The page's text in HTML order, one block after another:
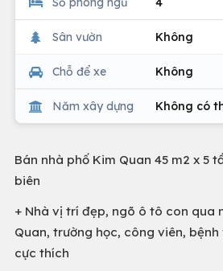
Sân vườn Không
Chỗ để xe Không
Năm xây dựng Không có
Bán nhà phố Kim Quan 45 m2 x 5
biên
+ Nhà vị trí đẹp, ngõ ô tô con qua
Quan, trường học, công viên,
cực thích